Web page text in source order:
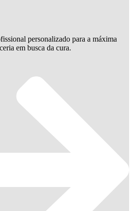
personalizado para a máxima
em busca da cura.